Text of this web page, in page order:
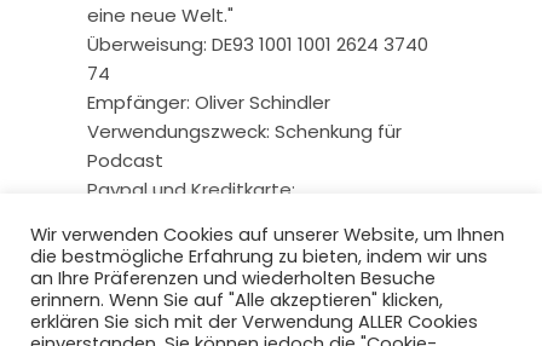
eine neue Welt."
Überweisung: DE93 1001 1001 2624 3740
74
Empfänger: Oliver Schindler
Verwendungszweck: Schenkung für
Podcast
Paypal und Kreditkarte:
Wir verwenden Cookies auf unserer Website, um Ihnen
die bestmögliche Erfahrung zu bieten, indem wir uns
an Ihre Präferenzen und wiederholten Besuche
erinnern. Wenn Sie auf "Alle akzeptieren" klicken,
erklären Sie sich mit der Verwendung ALLER Cookies